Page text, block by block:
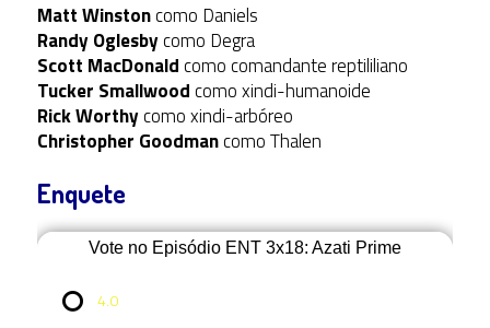
Matt Winstoncomo Daniels
Randy Oglesbycomo Degra
Scott MacDonaldcomo comandante reptililiano
Tucker Smallwoodcomo xindi-humanoide
Rick Worthycomo xindi-arbóreo
Christopher Goodmancomo Thalen
Enquete
Vote no Episódio ENT 3x18: Azati Prime
4.0